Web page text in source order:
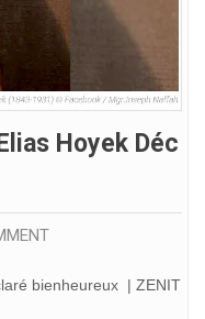
Hoyek Déc
bienheureux | ZENIT